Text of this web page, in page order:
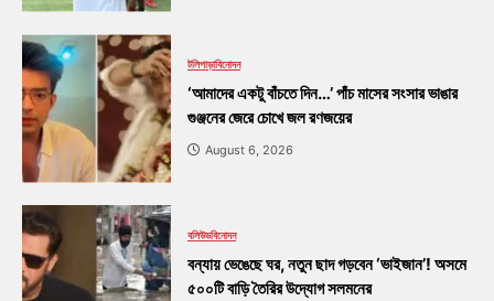
টলিপাড়াবিনোদন
‘আমাদের একটু বাঁচতে দিন…’ পাঁচ মাসের সংসার ভাঙার
গুঞ্জনের জেরে চোখে জল রণজয়ের
August 6, 2026
বলিউডবিনোদন
বন্যায় ভেঙেছে ঘর, নতুন ছাদ গড়বেন ‘ভাইজান’! অসমে
৫০০টি বাড়ি তৈরির উদ্যোগ সলমনের